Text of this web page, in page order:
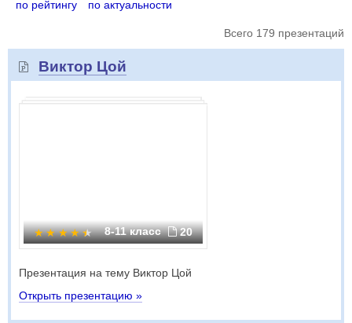
по рейтингу по актуальности
Всего 179 презентаций
Виктор Цой
8-11 класс 20
Презентация на тему Виктор Цой
Открыть презентацию »